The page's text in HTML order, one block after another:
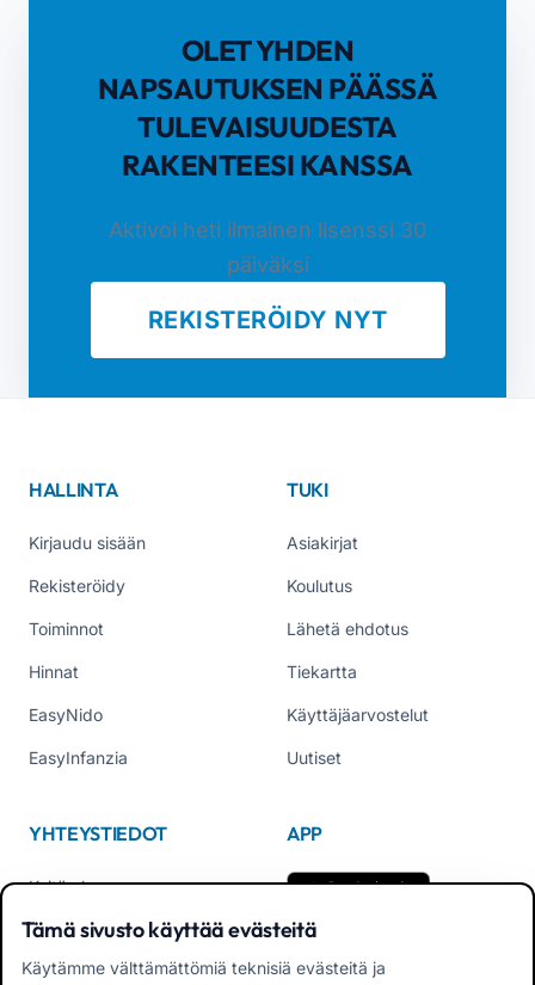
OLET YHDEN
NAPSAUTUKSEN PÄÄSSÄ
TULEVAISUUDESTA
RAKENTEESI KANSSA
Aktivoi heti ilmainen lisenssi 30
päiväksi
REKISTERÖIDY NYT
HALLINTA
Kirjaudu sisään
Rekisteröidy
Toiminnot
Hinnat
EasyNido
EasyInfanzia
TUKI
Asiakirjat
Koulutus
Lähetä ehdotus
Tiekartta
Käyttäjäarvostelut
Uutiset
YHTEYSTIEDOT
Keitä olemme
Ota yhteyttä
Puh. +39 02 84152514
APP
Tämä sivusto käyttää evästeitä
Käytämme välttämättömiä teknisiä evästeitä ja